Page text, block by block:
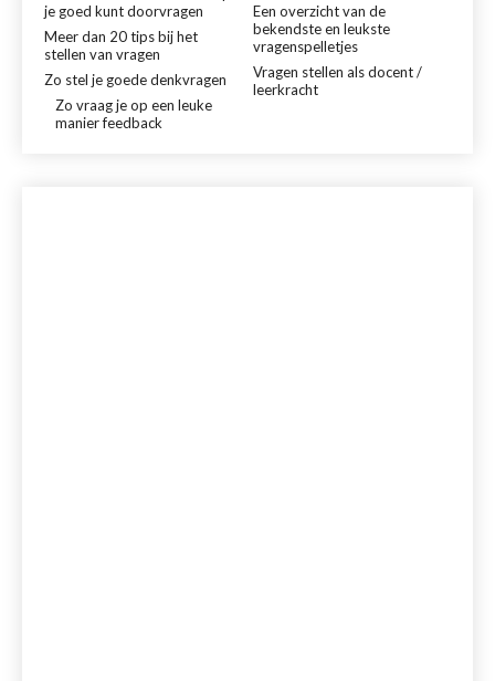
je goed kunt doorvragen
Een overzicht van de
bekendste en leukste
vragenspelletjes
Meer dan 20 tips bij het
stellen van vragen
Vragen stellen als docent /
leerkracht
Zo stel je goede denkvragen
Zo vraag je op een leuke
manier feedback